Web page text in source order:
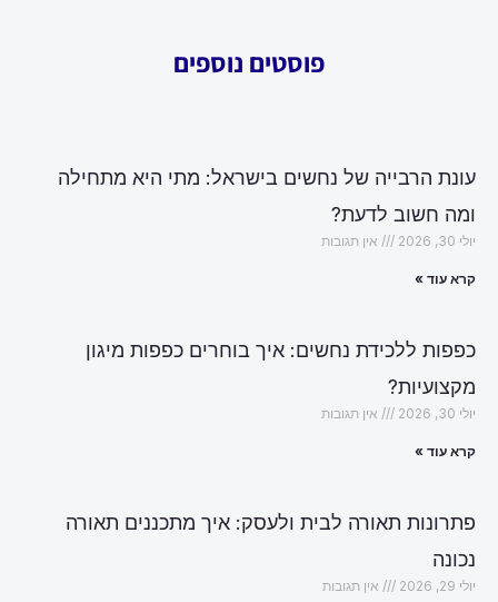
פוסטים נוספים
עונת הרבייה של נחשים בישראל: מתי היא מתחילה
ומה חשוב לדעת?
יולי 30, 2026 אין תגובות
קרא עוד »
כפפות ללכידת נחשים: איך בוחרים כפפות מיגון
מקצועיות?
יולי 30, 2026 אין תגובות
קרא עוד »
פתרונות תאורה לבית ולעסק: איך מתכננים תאורה
נכונה
יולי 29, 2026 אין תגובות